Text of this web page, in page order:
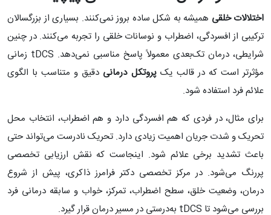
اختلالات خلقی همیشه به شکل ساده بروز نمی‌کنند. بسیاری از بزرگسالان
ترکیبی از افسردگی، اضطراب و نوسانات خلقی را تجربه می‌کنند. در چنین
شرایطی، درمان تک‌بعدی معمولاً پاسخ مناسبی نمی‌دهد. tDCS زمانی
مؤثرتر است که در قالب یکپروتکل درمانی دقیق و متناسب با الگوی
علائم فرد استفاده شود.
برای مثال، در فردی که هم افسردگی دارد و هم اضطراب، انتخاب محل
تحریک و شدت جریان اهمیت زیادی دارد. تحریک نادرست می‌تواند حتی
باعث تشدید برخی علائم شود. اینجاست که نقش ارزیابی تخصصی
پررنگ می‌شود. در مرکز تخصصی دکتر فرامرز ذاکری، پیش از شروع
درمان، وضعیت خلق، سطح اضطراب، تمرکز، خواب و سابقه درمانی فرد
بررسی می‌شود تا tDCS به‌درستی در مسیر درمان قرار گیرد.